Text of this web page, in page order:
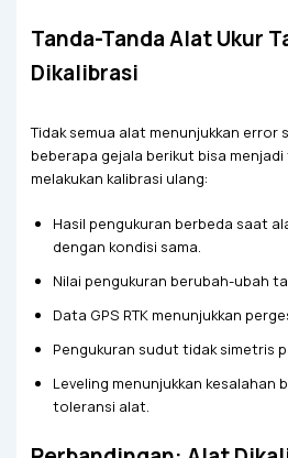
Tanda-Tanda Alat Ukur
Dikalibrasi
Tidak semua alat menunjukkan error
beberapa gejala berikut bisa
melakukan kalibrasi ulang:
Hasil pengukuran berbeda saat
dengan kondisi sama.
Nilai pengukuran berubah-ubah
Data GPS RTK menunjukkan
Pengukuran sudut tidak simetris
Leveling menunjukkan kesalahan
toleransi alat.